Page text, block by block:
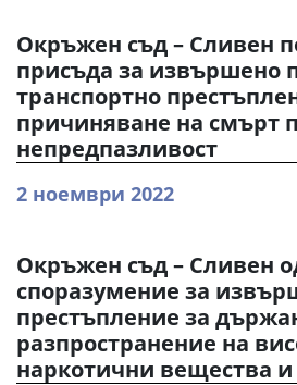
Окръжен съд – Сливен
присъда за извършено
транспортно
причиняване на смърт
непредпазливост
2 ноември 2022
Окръжен съд – Сливен
споразумение за
престъпление за
разпространение на
наркотични вещества и